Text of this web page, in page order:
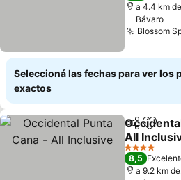
a 4.4 km
Bávaro
Blossom
Seleccioná las fechas para ver los
exactos
Compartir
All
4 Estrellas
8,5
a 9.2 km